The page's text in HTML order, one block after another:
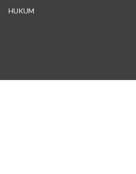
HUKUM